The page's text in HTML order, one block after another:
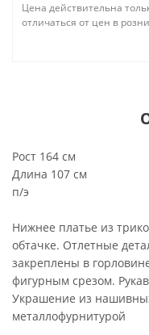
Цена действительна
отличаться от цен в
Рост 164 см
Длина 107 см
п/э
Нижнее платье из
обтачке. Отлетные
закреплены в
фигурным срезом.
Украшение из
металлофурнитурой